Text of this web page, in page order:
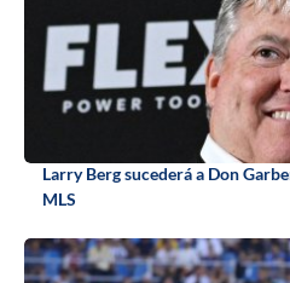
Larry Berg sucederá a Don
MLS